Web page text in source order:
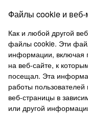
Файлы cookie и веб-
Как и любой другой
файлы cookie. Эти
информации, включая
на веб-сайте, к
посещал. Эта
работы
веб-страницы в
или другой